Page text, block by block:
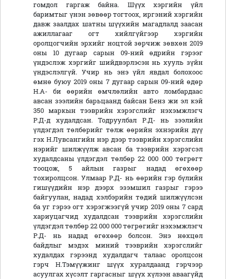
гомдол гаргаж байна. Шүүх хэргийн үйл
баримтыг үнэн зөвөөр тогтоох, иргэний хэргийн
давж заалдах шатны шүүхийн магадлалд заасан
ажиллагааг огт хийлгүйгээр хэргийн
оролцогчийн эрхийг ноцтой зөрчиж зөвхөн 2019
оны 10 дугаар сарын 09-ний өдрийн гэрээг
үндэслэж хэргийг шийдвэрлэсэн нь хууль зүйн
үндэслэлгүй. Учир нь энэ үйл явдал болохоос
өмнө буюу 2019 оны 7 дугаар сарын 09-ний өдөр
Н.А- би өөрийн өмчлөлийн авто ломбардаас
авсан зээлийн барьцаанд байсан Бенз жи эл кэй
350 маркын тээврийн хэрэгслийг нэхэмжлэгч
Р.Д-д худалдсан. Тодруулбал Р.Д- нь зээлийн
үлдэгдэл төлбөрийг төлж өөрийн эхнэрийн дүү
гэх Н.Лувсангийн нэр дээр тээврийн хэрэгслийн
нэрийг шилжүүлж авсан ба тээврийн хэрэгсэл
худалдсаны үлдэгдэл төлбөр 22 000 000 төгрөгт
тооцож, 5 айлын газрыг надад өгөхөөр
тохиролцсон. Улмаар Р.Д- нь өөрийн гэр бүлийн
гишүүдийн нэр дээрх эзэмшил газрыг гэрээ
байгуулан, надад хэлбэрийн төдий шилжүүлсэн
ба уг гэрээ огт хэрэгжээгүй учир 2019 оны 7 сард
хариуцагчид худалдсан тээврийн хэрэгслийн
үлдэгдэл төлбөр 22 000 000 төгрөгийг нэхэмжлэгч
Р.Д- нь надад өгөхөөр болсон. Энэ нөхцөл
байдлыг мэдэх миний тээврийн хэрэгслийг
худалдах гэрээнд худалдагч талаас оролцсон
гэрч Н.Тэмүүжинг шүүх хуралдаанд гэрчээр
асуулгах хүсэлт гаргасныг шүүх хүлээн аваагүйд